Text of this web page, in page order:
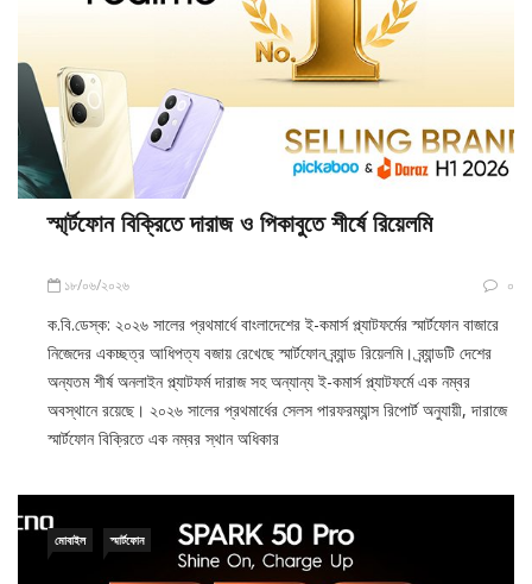
স্মা্র্টফোন বিক্রিতে দারাজ ও পিকাবুতে শীর্ষে রিয়েলমি
১৮/০৬/২০২৬ ০
ক.বি.ডেস্ক: ২০২৬ সালের প্রথমার্ধে বাংলাদেশের ই-কমার্স প্ল্যাটফর্মের স্মার্টফোন বাজারে
নিজেদের একচ্ছত্র আধিপত্য বজায় রেখেছে স্মার্টফোন ব্র্যান্ড রিয়েলমি। ব্র্যান্ডটি দেশের
অন্যতম শীর্ষ অনলাইন প্ল্যাটফর্ম দারাজ সহ অন্যান্য ই-কমার্স প্ল্যাটফর্মে এক নম্বর
অবস্থানে রয়েছে। ২০২৬ সালের প্রথমার্ধের সেলস পারফরম্যান্স রিপোর্ট অনুযায়ী, দারাজে
স্মার্টফোন বিক্রিতে এক নম্বর স্থান অধিকার
মোবাইল স্মার্টফোন